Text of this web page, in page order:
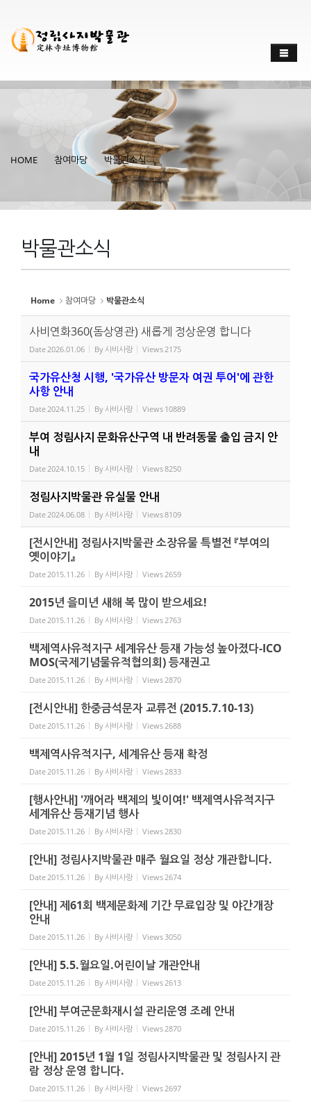
HOME 참여마당 박물관소식
박물관소식
Home 참여마당 박물관소식
사비연화360(돔상영관) 새롭게 정상운영 합니다
Date2026.01.06 By사비사랑 Views2175
국가유산청 시행, '국가유산 방문자 여권 투어'에 관한
사항 안내
Date2024.11.25 By사비사랑 Views 10889
부여 정림사지 문화유산구역 내 반려동물 출입 금지 안
내
Date2024.10.15 By사비사랑 Views8250
정림사지박물관 유실물 안내
Date2024.06.08 By사비사랑 Views8109
[전시안내] 정림사지박물관 소장유물 특별전 『부여의
옛이야기』
Date2015.11.26 By사비사랑 Views2659
2015년 을미년 새해 복 많이 받으세요!
Date2015.11.26 By사비사랑 Views2763
백제역사유적지구 세계유산 등재 가능성 높아졌다-ICO
MOS(국제기념물유적협의회) 등재권고
Date2015.11.26 By사비사랑 Views2870
[전시안내] 한중금석문자 교류전 (2015.7.10-13)
Date2015.11.26 By사비사랑 Views2688
백제역사유적지구, 세계유산 등재 확정
Date2015.11.26 By사비사랑 Views2833
[행사안내] '깨어라 백제의 빛이여!' 백제역사유적지구
세계유산 등재기념 행사
Date2015.11.26 By사비사랑 Views2830
[안내] 정림사지박물관 매주 월요일 정상 개관합니다.
Date2015.11.26 By사비사랑 Views2674
[안내] 제61회 백제문화제 기간 무료입장 및 야간개장
안내
Date2015.11.26 By사비사랑 Views3050
[안내] 5.5.월요일.어린이날 개관안내
Date2015.11.26 By사비사랑 Views2613
[안내] 부여군문화재시설 관리운영 조례 안내
Date2015.11.26 By사비사랑 Views2870
[안내] 2015년 1월 1일 정림사지박물관 및 정림사지 관
람 정상 운영 합니다.
Date2015.11.26 By사비사랑 Views2697
스케치북5
스케치북5